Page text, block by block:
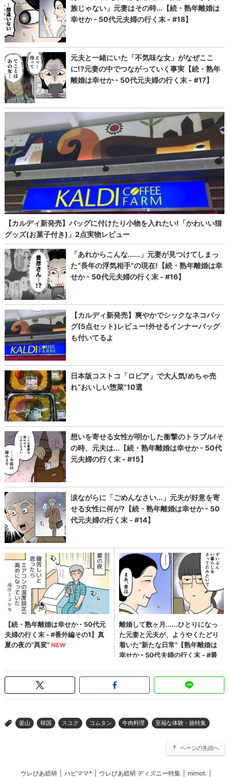
> 釜山 韓国 スユク コムタン 牛肉料理 至福な体験・旅特集
ページの先頭へ
ウレぴあ総研 ハピママ* ウレぴあ総研 ディズニー特集 mimot.